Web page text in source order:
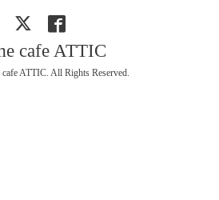
cafe ATTIC
cafe ATTIC. All Rights Reserved.